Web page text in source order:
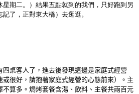
期二。）結果五點就到的我們，只好跑到另
了，正對東大橋）去逛逛。
四桌客人了 ， 進去後發現這邊是家庭式經營
或很好，請抱著家庭式經營的心態前來）。 主
不算多 。 焗烤套餐含湯 、 飲料 、 主餐共兩百元